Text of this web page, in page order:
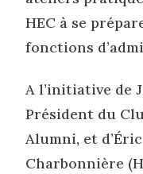
HEC à se
fonctions
A l’initiative de
Président du
Alumni, et
Charbonnière